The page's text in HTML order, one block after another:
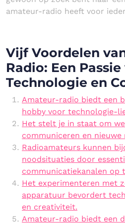
amateur-radio heeft voor
Vijf Voordelen
Radio: Een
Technologie en
Amateur-radio biedt een
hobby voor technologie-
Het stelt je in staat om
communiceren en
Radioamateurs kunnen
noodsituaties door
communicatiekanalen op
Het experimenteren met
apparatuur bevordert
en creativiteit.
Amateur-radio biedt een